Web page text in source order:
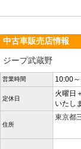
中古車販売店情報
ジープ武蔵野
営業時間 10:00
定休日
火曜日
いたし
住所
東京都